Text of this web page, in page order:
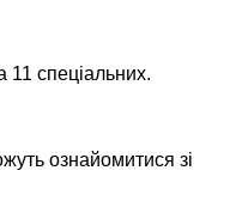
спеціальних.
ознайомитися зі